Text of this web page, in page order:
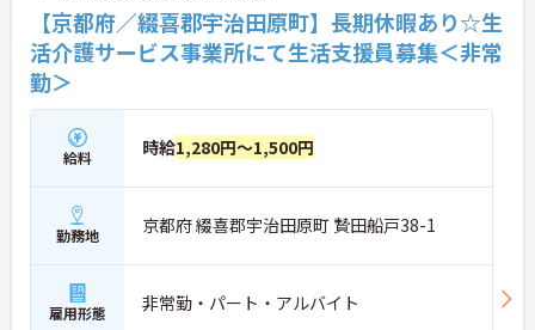
【京都府／綴喜郡宇治田原町】長期休暇あり☆生
活介護サービス事業所にて生活支援員募集＜非常
勤＞
給料 時給1,280円～1,500円
勤務地 京都府 綴喜郡宇治田原町 贄田船戸38-1
雇用形態 非常勤・パート・アルバイト